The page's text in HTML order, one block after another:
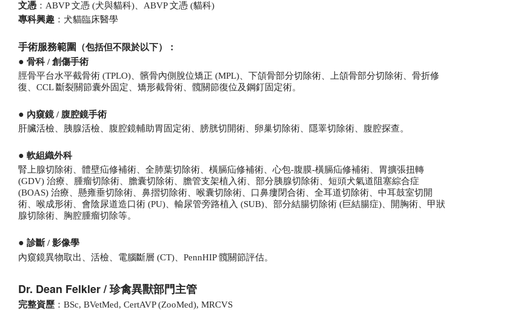
文憑 ：ABVP 文憑 (犬與貓科)、ABVP 文憑 (貓科)
專科興趣 ：犬貓臨床醫學
手術服務範圍 （包括但不限於以下）：
● 骨科 / 創傷手術
脛骨平台水平截骨術 (TPLO)、髕骨內側脫位矯正 (MPL)、下頜骨部分切除術、上頜骨部分切除術、骨折修
復、CCL 斷裂關節囊外固定、矯形截骨術、髖關節復位及鋼釘固定術。
● 內窺鏡 / 腹腔鏡手術
肝臟活檢、胰腺活檢、腹腔鏡輔助胃固定術、膀胱切開術、卵巢切除術、隱睪切除術、腹腔探查。
● 軟組織外科
腎上腺切除術、體壁疝修補術、全肺葉切除術、橫膈疝修補術、心包-腹膜-橫膈疝修補術、胃擴張扭轉
(GDV) 治療、腫瘤切除術、膽囊切除術、膽管支架植入術、部分胰腺切除術、短頭犬氣道阻塞綜合症
(BOAS) 治療、懸雍垂切除術、鼻摺切除術、喉囊切除術、口鼻瘻閉合術、全耳道切除術、中耳鼓室切開
術、喉成形術、會陰尿道造口術 (PU)、輸尿管旁路植入 (SUB)、部分結腸切除術 (巨結腸症)、開胸術、甲狀
腺切除術、胸腔腫瘤切除等。
● 診斷 / 影像學
內窺鏡異物取出、活檢、電腦斷層 (CT)、PennHIP 髖關節評估。
Dr. Dean Felkler / 珍禽異獸部門主管
完整資歷 ：BSc, BVetMed, CertAVP (ZooMed), MRCVS